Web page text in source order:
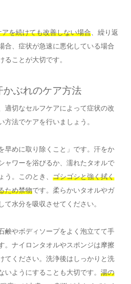
を続けても改善しない場合 、繰り返
合、症状が急速に悪化している場合
ることが大切です。
かぶれのケア方法
適切なセルフケアによって症状の改
法でケアを行いましょう。
早めに取り除くこと」です。汗をか
ャワーを浴びるか、濡れたタオルで
う。このとき、 ゴシゴシと強く拭く
ため禁物です。柔らかいタオルやガ
て水分を吸収させてください。
鹸やボディソープをよく泡立てて手
。ナイロンタオルやスポンジは摩擦
てください。洗浄後はしっかりと洗
いようにすることも大切です。 湯の